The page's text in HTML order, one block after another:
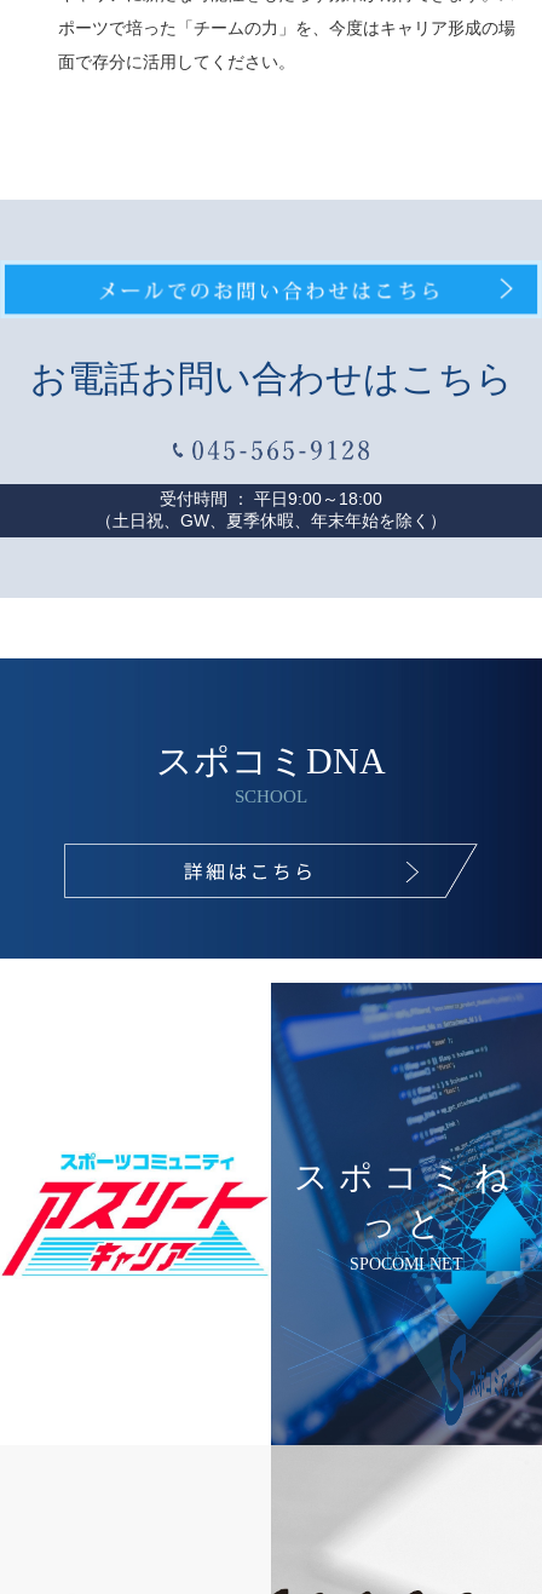
ポーツで培った「チームの力」を、今度はキャリア形成の場
面で存分に活用してください。
お電話お問い合わせはこちら
受付時間 ： 平日9:00～18:00
（土日祝、GW、夏季休暇、年末年始を除く）
スポコミDNA
SCHOOL
スポコミね
っと
SPOCOMI NET